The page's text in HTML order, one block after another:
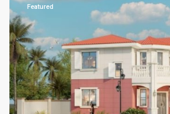
Featured